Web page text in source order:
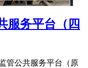
服务平台（四
管公共服务平台（原